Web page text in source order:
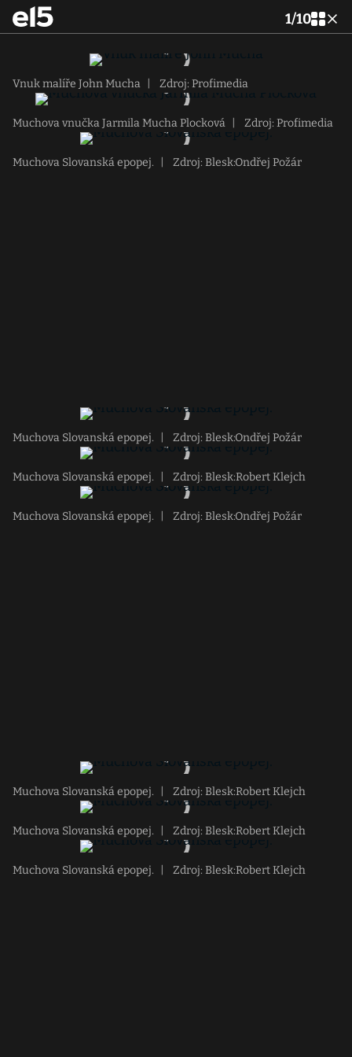
1/10
Vnuk malíře John Mucha Zdroj: Profimedia
Muchova vnučka Jarmila Mucha Plocková Zdroj: Profimedia
Muchova Slovanská epopej. Zdroj: Blesk:Ondřej Požár
Muchova Slovanská epopej. Zdroj: Blesk:Ondřej Požár
Muchova Slovanská epopej. Zdroj: Blesk:Robert Klejch
Muchova Slovanská epopej. Zdroj: Blesk:Ondřej Požár
Muchova Slovanská epopej. Zdroj: Blesk:Robert Klejch
Muchova Slovanská epopej. Zdroj: Blesk:Robert Klejch
Muchova Slovanská epopej. Zdroj: Blesk:Robert Klejch